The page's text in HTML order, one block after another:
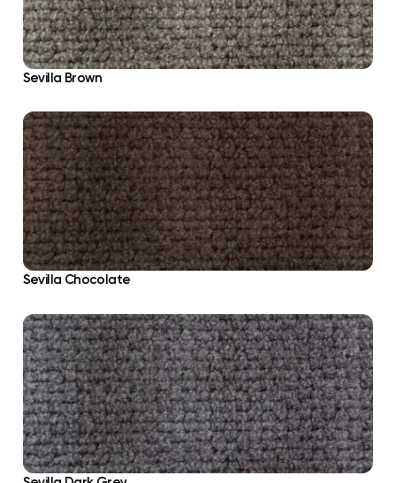
Sevilla Brown
Sevilla Chocolate